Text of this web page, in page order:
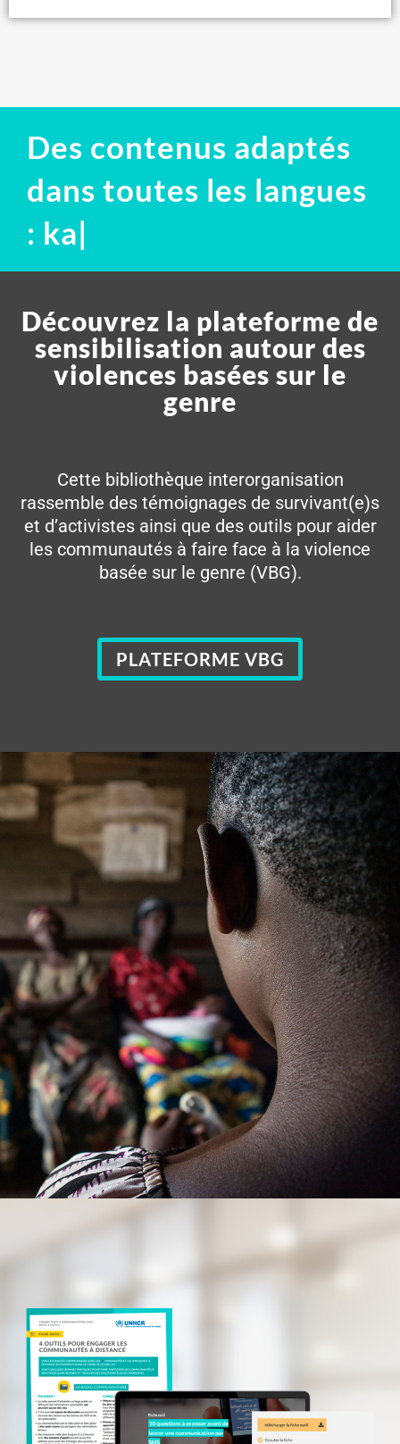
Des contenus adaptés
dans toutes les langues
: fulfu
Découvrez la plateforme de
sensibilisation autour des
violences basées sur le
genre
Cette bibliothèque interorganisation
rassemble des témoignages de survivant(e)s
et d’activistes ainsi que des outils pour aider
les communautés à faire face à la violence
basée sur le genre (VBG).
PLATEFORME VBG